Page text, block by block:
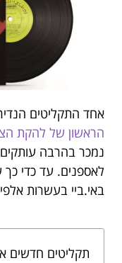
אחד התקליטים
הראשון של להקת
נמכר בהרבה
לאספנים. עד כדי
באי.ביי בעשרות
תקליטים חדשים